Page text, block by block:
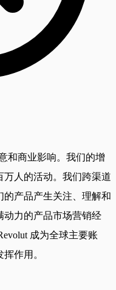
和商业影响。我们的增
人的活动。我们跨渠道
产品产生关注、理解和
动力的产品市场营销经
成为全球主要账
作用。